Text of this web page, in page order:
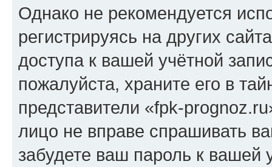
Однако не рекомендуется
регистрируясь на других
доступа к вашей учётной
пожалуйста, храните его в
представители «fpk-
лицо не вправе спрашивать
забудете ваш пароль к вашей